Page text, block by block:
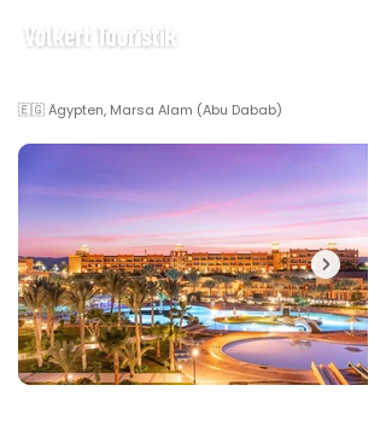
🇪🇬 Ägypten, Marsa Alam (Abu Dabab)